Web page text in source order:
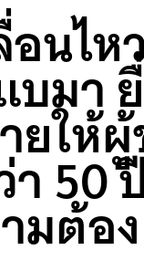
นไห
มา
ยให้
50
ต้อง